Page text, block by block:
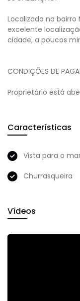
Localizado na
excelente
cidade, a poucos
CONDIÇÕES DE
Proprietário está
Características
Vista para o
Churrasqueira
Vídeos